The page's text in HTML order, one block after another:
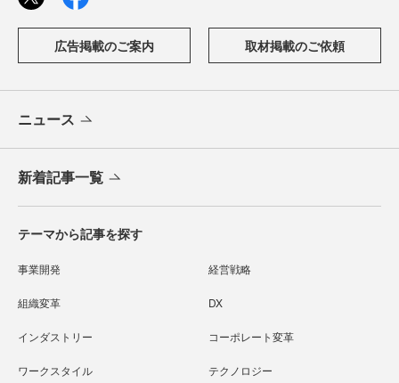
広告掲載のご案内 取材掲載のご依頼
ニュース
新着記事一覧
テーマから記事を探す
事業開発 経営戦略
組織変革 DX
インダストリー コーポレート変革
ワークスタイル テクノロジー